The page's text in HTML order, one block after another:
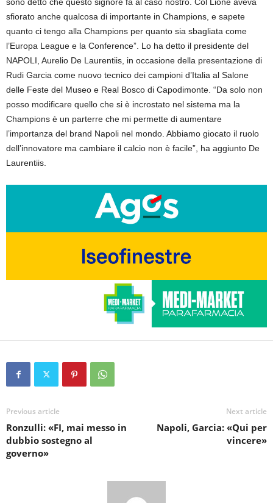
sono detto che questo signore fa al caso nostro. Col Lione aveva
sfiorato anche qualcosa di importante in Champions, e sapete
quanto ci tengo alla Champions per quanto sia sbagliata come
l’Europa League e la Conference”. Lo ha detto il presidente del
NAPOLI, Aurelio De Laurentiis, in occasione della presentazione di
Rudi Garcia come nuovo tecnico dei campioni d’Italia al Salone
delle Feste del Museo e Real Bosco di Capodimonte. “Da solo non
posso modificare quello che si è incrostato nel sistema ma la
Champions è un parterre che mi permette di aumentare
l’importanza del brand Napoli nel mondo. Abbiamo giocato il ruolo
dell’innovatore ma cambiare il calcio non è facile”, ha aggiunto De
Laurentiis.
Previous article
Ronzulli: «FI, mai messo in
dubbio sostegno al
governo»
Next article
Napoli, Garcia: «Qui per
vincere»